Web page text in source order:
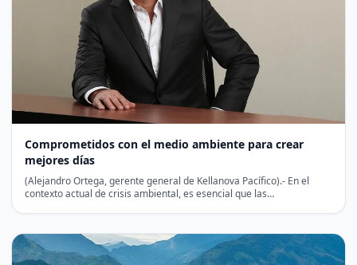
Comprometidos con el medio ambiente para crear
mejores días
(Alejandro Ortega, gerente general de Kellanova Pacífico).- En el
contexto actual de crisis ambiental, es esencial que las…